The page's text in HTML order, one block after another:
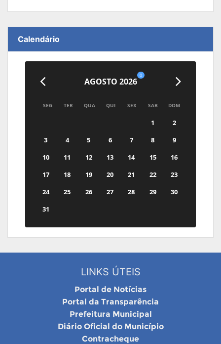
Calendário
AGOSTO 2026
0
SEG TER QUA QUI SEX SAB DOM
1
2
3
4 5 6 7 8
9
10
11 12 13 14 15
16
17
18 19 20 21 22
23
24
25 26 27 28 29
30
31
LINKS ÚTEIS
Portal de Notícias
Portal da Transparência
Prefeitura Municipal
Diário Oficial do Município
Contracheque